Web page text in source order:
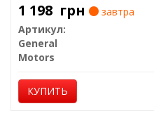
1 198 грн
завтра
Артикул:
General
Motors
КУПИТЬ